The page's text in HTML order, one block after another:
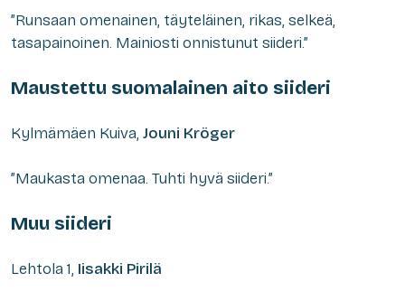
”Runsaan omenainen, täyteläinen, rikas, selkeä,
tasapainoinen. Mainiosti onnistunut siideri.”
Maustettu suomalainen aito siideri
Kylmämäen Kuiva, Jouni Kröger
”Maukasta omenaa. Tuhti hyvä siideri.”
Muu siideri
Lehtola 1, Iisakki Pirilä